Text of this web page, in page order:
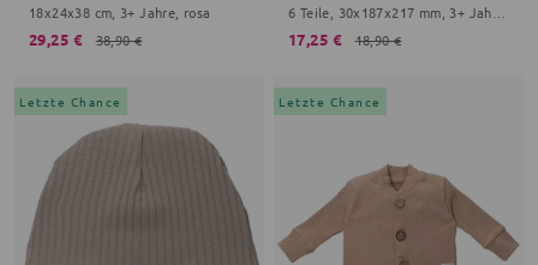
18x24x38 cm, 3+ Jahre, rosa
29,25 € 38,90 € 17,25 € 18,90 €
Letzte Chance Letzte Chance